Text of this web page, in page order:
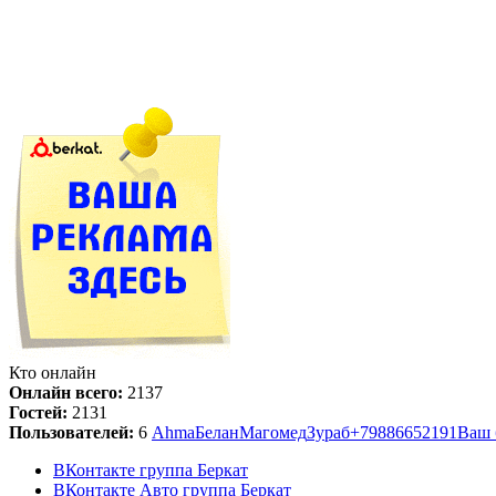
Кто онлайн
Онлайн всего: 2137
Гостей: 2131
Пользователей: 6 AhmaБеланМагомедЗураб+79886652191Ваш
ВКонтакте группа Беркат
ВКонтакте Авто группа Беркат